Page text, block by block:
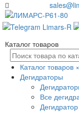
61-80
Каталог товаров
Каталог товаров ×
Дегидраторы
Все